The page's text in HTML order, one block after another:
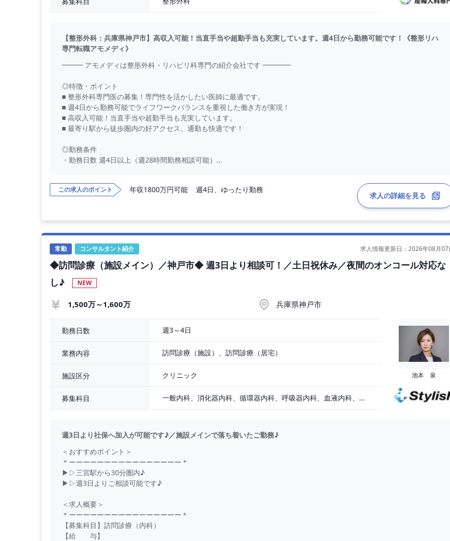
【整形外科：兵庫県神戸市】高収入可能！当直手当や超勤手当も充実しています。週4日から勤務可能です！《整形リハ
専門転職アモメディ》
━━━ アモメディは整形外科・リハビリ科専門の紹介会社です ━━━━
◎特徴・ポイント
■ 整形外科専門医の募集！専門性を活かしたい医師に最適です。
■ 週4日から勤務可能でライフワークバランスを重視した働き方が実現！
■ 高収入可能！当直手当や超勤手当も充実しています。
■ 最寄り駅から徒歩圏内の好アクセス。通勤も快適です！
◎勤務条件
・勤務日数 週4日以上（週28時間勤務相談可能）
・当直回数 応相談（0～4回/月）
・給与条件 1,500万円～（10年目標準：1,500万円）
・診療体制 常勤医2名体制
・交通費 別途支給
・休日 日曜日、祝日
・休暇 夏季休暇、有給休暇、年末
この求人のポイント 年収1800万円可能 週4日、ゆったり勤務
求人の詳細を見る
常勤 コンサルタント紹介 求人情報更新日：2026年08月07
◆訪問診療（施設メイン）／神戸市◆ 週3日より相談可！／土日祝休み／夜間のオンコール対応な
し♪
NEW
1,500万～1,600万 兵庫県神戸市
勤務日数 週3～4日
業務内容 訪問診療（施設）、訪問診療（居宅）
施設区分 クリニック
募集科目 一般内科、消化器内科、循環器内科、呼吸器内科、血液内科、脳神経内科、内分泌内科、老人内科
池本 泉
週3日より社保へ加入が可能です♪／施設メインで落ち着いたご勤務♪
＜おすすめポイント＞
＊ーーーーーーーーーーーーーーーー＊
▶▷三宮駅から30分圏内♪
▶▷週3日よりご相談可能です♪
＜求人概要＞
＊ーーーーーーーーーーーーーーーー＊
【募集科目】訪問診療（内科）
【給 与】